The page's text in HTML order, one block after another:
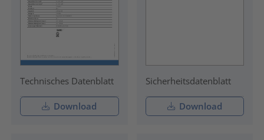
Technisches Datenblatt
Download
Sicherheitsdatenblatt
Download